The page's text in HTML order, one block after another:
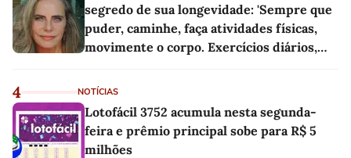
segredo de sua longevidade: 'Sempre que
puder, caminhe, faça atividades físicas,
movimente o corpo. Exercícios diários,
4 NOTÍCIAS
Lotofácil 3752 acumula nesta segunda-
feira e prêmio principal sobe para R$ 5
milhões